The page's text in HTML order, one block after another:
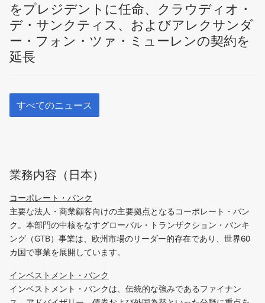
ス
リ
リ
ー
ス
ジ
デ
ン
ト
、
デ
ィ
オ
・
デ
・
サ
ク
テ
をプレジデントに任命、クラウディオ・
デ・サンクティス、およびアレクサンダ
ー・フォン・ツァ・ミューレンの契約を
延長
す
べ
て
ス
すべてのニュース
業務内容（日本）
コーポレート・バンク
主要な法人・商業顧客向けの主要拠点となるコーポレート・バン
ク。本部門の中核をなすグローバル・トランザクション・バンキ
ング（GTB）事業は、欧州市場のリーダー的存在であり、世界60
カ国で事業を展開しています。
インベストメント・バンク
インベストメント・バンクは、伝統的な強みであるファイナン